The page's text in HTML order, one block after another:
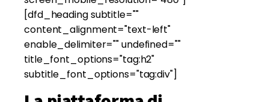
[dfd_heading subtitle=""
content_alignment="text-left"
enable_delimiter="" undefined=""
title_font_options="tag:h2"
subtitle_font_options="tag:div"]